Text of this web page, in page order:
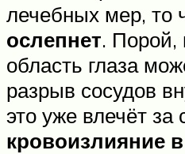
лечебных мер, то
ослепнет. Порой,
область глаза
разрыв сосудов
это уже влечёт за
кровоизлияние